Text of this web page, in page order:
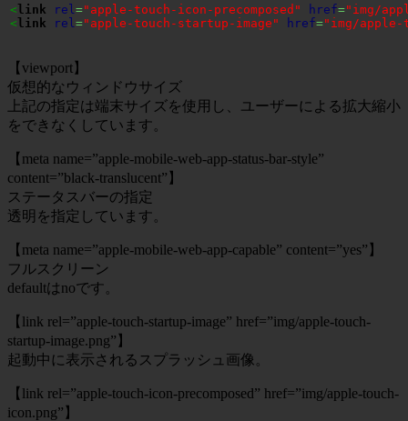
<link rel ="apple-touch-icon-precomposed" href="img/
<link rel ="apple-touch-startup-image" href="img/apple-
【viewport】
仮想的なウィンドウサイズ
上記の指定は端末サイズを使用し、ユーザーによる拡大縮小
をできなくしています。
【meta name=”apple-mobile-web-app-status-bar-style”
content=”black-translucent”】
ステータスバーの指定
透明を指定しています。
【meta name=”apple-mobile-web-app-capable” content=”yes”】
フルスクリーン
defaultはnoです。
【link rel=”apple-touch-startup-image” href=”img/apple-touch-
startup-image.png”】
起動中に表示されるスプラッシュ画像。
【link rel=”apple-touch-icon-precomposed” href=”img/apple-touch-
icon.png”】